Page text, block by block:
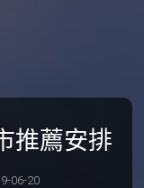
推薦安排
06-20